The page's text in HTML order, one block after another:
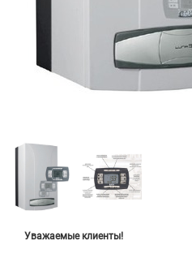
Уважаемые клиенты!